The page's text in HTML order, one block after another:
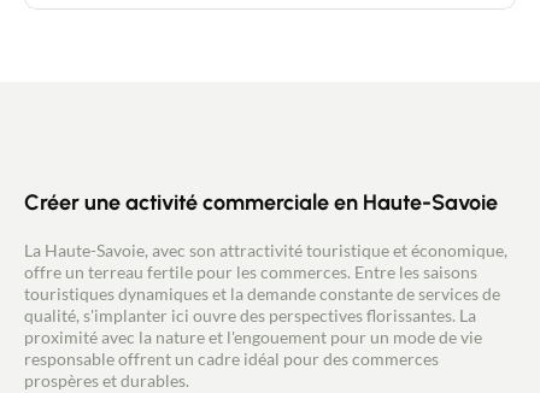
est de 9 ans, avec un loyer mensuel de 633 €. Ce
commerce présente un fort potentiel de
manquer ! Prix : 190 000 € **NEW DEAL
IMMOBILIER** David CAILLET, conseiller en
immobilier indépendant Immatriculé au RSAC
sous le SIRET n° 450 238 647 Tél. : 06 72 92 02 06
Mail : d.caillet@newdealimmobilier.fr
Créer une activité commerciale en Haute-Savoie
La Haute-Savoie, avec son attractivité touristique et économique,
offre un terreau fertile pour les commerces. Entre les saisons
touristiques dynamiques et la demande constante de services de
qualité, s'implanter ici ouvre des perspectives florissantes. La
proximité avec la nature et l'engouement pour un mode de vie
responsable offrent un cadre idéal pour des commerces
prospères et durables.